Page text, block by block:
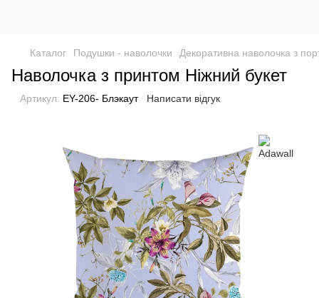
Каталог Подушки - наволочки Декоративна наволочка з
Наволочка з принтом Ніжний букет
Артикул: EY-206- Блэкаут Написати відгук